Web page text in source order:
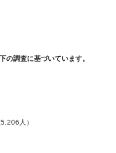
の調査に基づいています。
人）